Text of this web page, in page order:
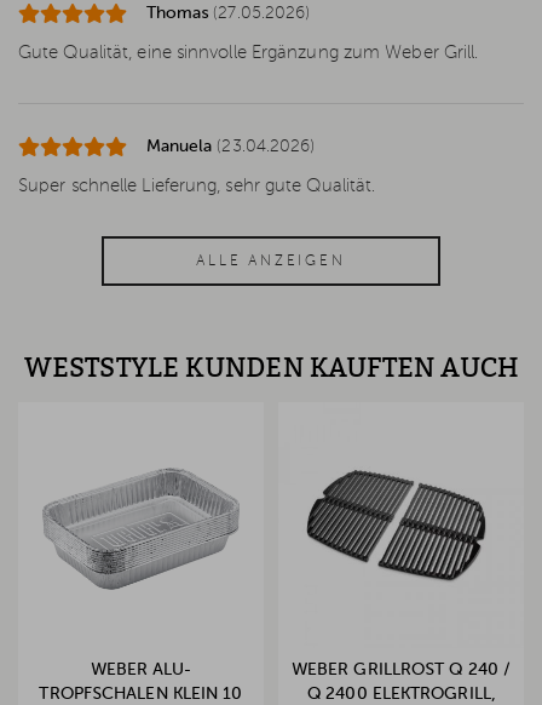
Thomas (27.05.2026)
Gute Qualität, eine sinnvolle Ergänzung zum Weber Grill.
Manuela (23.04.2026)
Super schnelle Lieferung, sehr gute Qualität.
ALLE ANZEIGEN
WESTSTYLE KUNDEN KAUFTEN AUCH
WEBER ALU-
TROPFSCHALEN KLEIN 10
WEBER GRILLROST Q 240 /
Q 2400 ELEKTROGRILL,